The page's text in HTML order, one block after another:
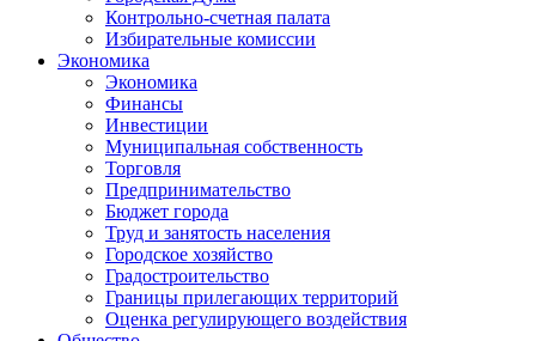
Контрольно-счетная палата
Избирательные комиссии
Экономика
Экономика
Финансы
Инвестиции
Муниципальная собственность
Торговля
Предпринимательство
Бюджет города
Труд и занятость населения
Городское хозяйство
Градостроительство
Границы прилегающих территорий
Оценка регулирующего воздействия